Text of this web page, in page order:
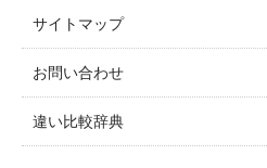
サイトマップ
お問い合わせ
違い比較辞典